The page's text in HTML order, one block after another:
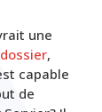
une
,
capable
de